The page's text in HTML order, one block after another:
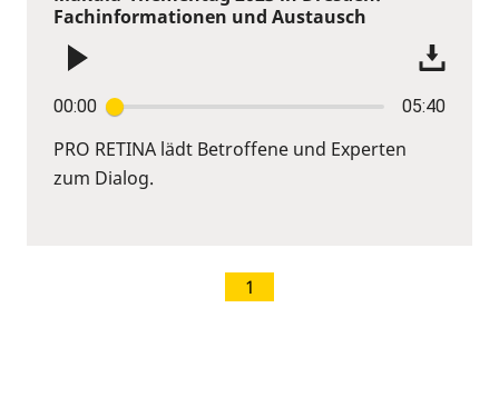
Fachinformationen und Austausch
00:00 05:40
PRO RETINA lädt Betroffene und Experten
zum Dialog.
1